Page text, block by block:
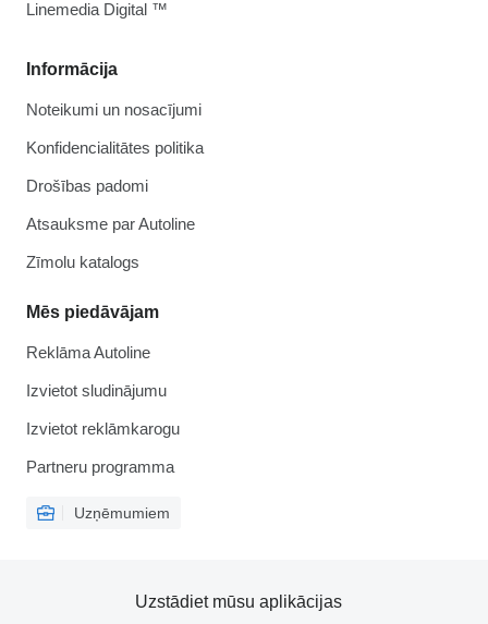
Informācija
Noteikumi un nosacījumi
Konfidencialitātes politika
Drošības padomi
Atsauksme par Autoline
Zīmolu katalogs
Mēs piedāvājam
Reklāma Autoline
Izvietot sludinājumu
Izvietot reklāmkarogu
Partneru programma
Uzņēmumiem
Linemedia Digital ™
Uzstādiet mūsu aplikācijas